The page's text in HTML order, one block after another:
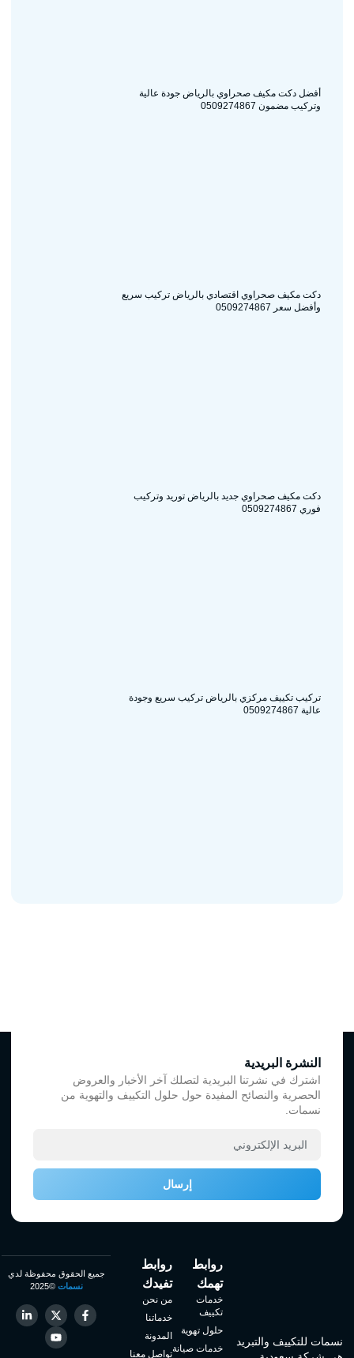
أفضل دكت مكيف صحراوي بالرياض جودة عالية
وتركيب مضمون 0509274867
دكت مكيف صحراوي اقتصادي بالرياض تركيب سريع
وأفضل سعر 0509274867
دكت مكيف صحراوي جديد بالرياض توريد وتركيب
فوري 0509274867
تركيب تكييف مركزي بالرياض تركيب سريع وجودة
عالية 0509274867
نسمات للتكييف والتبريد
روابط
تهمك
خدمات
تكييف
حلول تهوية
خدمات صيانة
روابط
تفيدك
من نحن
خدماتنا
المدونة
تواصل معنا
جميع الحقوق محفوظة لدي
نسمات©2025
النشرة البريدية
اشترك في نشرتنا البريدية لتصلك آخر الأخبار والعروض
الحصرية والنصائح المفيدة حول حلول التكييف والتهوية من
نسمات.
إرسال